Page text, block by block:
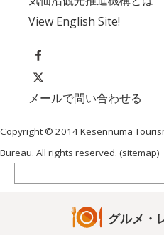
View English Site!
メールで問い合わせる
Copyright © 2014 Kesennuma
Bureau. All rights reserved. (sitemap)
グルメ・